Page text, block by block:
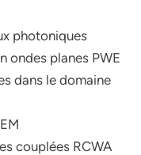
photoniques
ondes planes PWE
dans le domaine
couplées RCWA